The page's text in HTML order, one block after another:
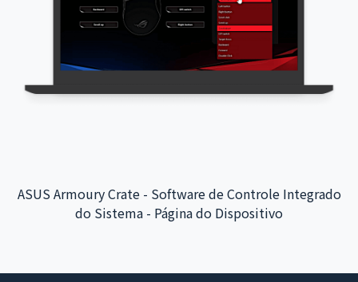
App Interativo do Aeroporto Internacional de Taoyuan -
Integração do Sistema de Back-end